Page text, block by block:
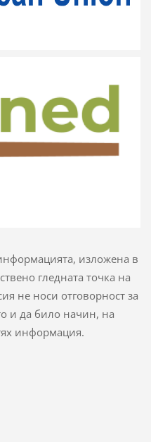
изложена в
гледната точка на
не носи отговорност за
и да било начин, на
информация.